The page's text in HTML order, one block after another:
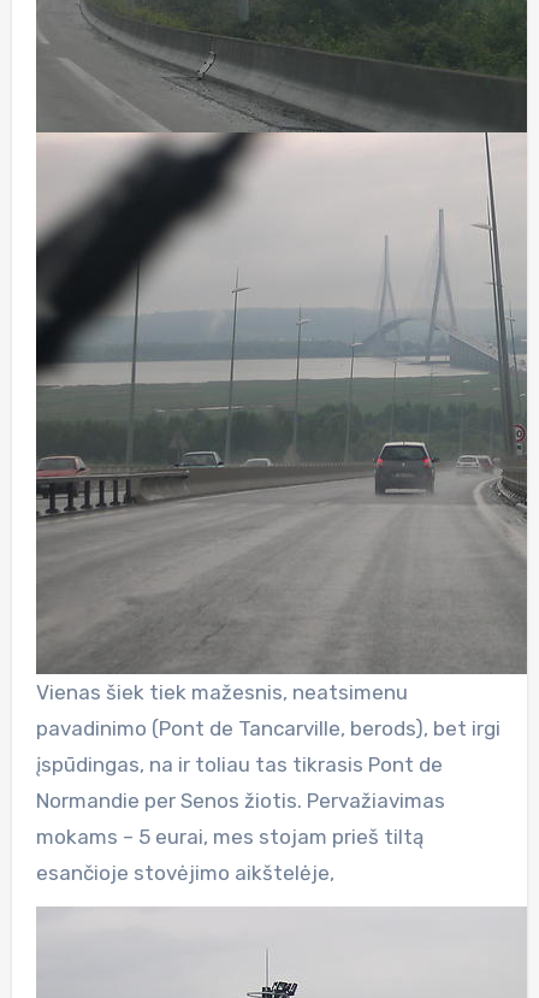
Vienas šiek tiek mažesnis, neatsimenu
pavadinimo (Pont de Tancarville, berods), bet irgi
įspūdingas, na ir toliau tas tikrasis Pont de
Normandie per Senos žiotis. Pervažiavimas
mokams – 5 eurai, mes stojam prieš tiltą
esančioje stovėjimo aikštelėje,